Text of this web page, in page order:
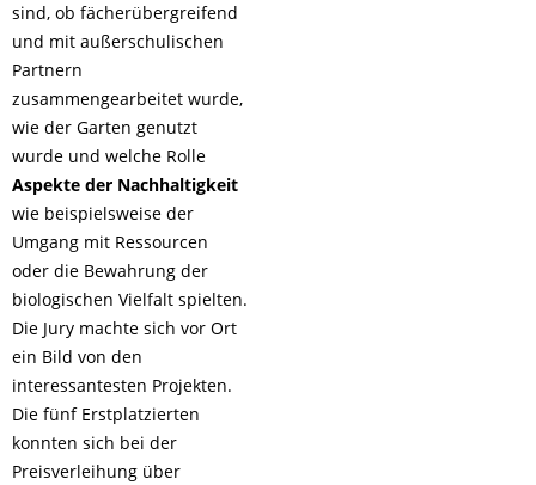
sind, ob fächerübergreifend
und mit außerschulischen
Partnern
zusammengearbeitet wurde,
wie der Garten genutzt
wurde und welche Rolle
Aspekte der Nachhaltigkeit
wie beispielsweise der
Umgang mit Ressourcen
oder die Bewahrung der
biologischen Vielfalt spielten.
Die Jury machte sich vor Ort
ein Bild von den
interessantesten Projekten.
Die fünf Erstplatzierten
konnten sich bei der
Preisverleihung über